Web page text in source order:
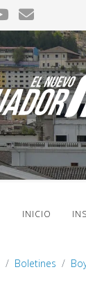
INICIO
Boletines